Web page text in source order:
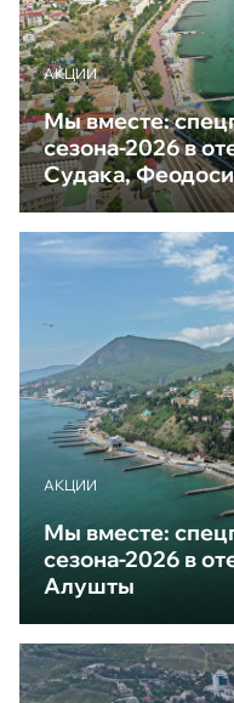
АКЦИИ
Мы вместе:
сезона-2026 в
Судака,
АКЦИИ
Мы вместе:
сезона-2026 в
Алушты